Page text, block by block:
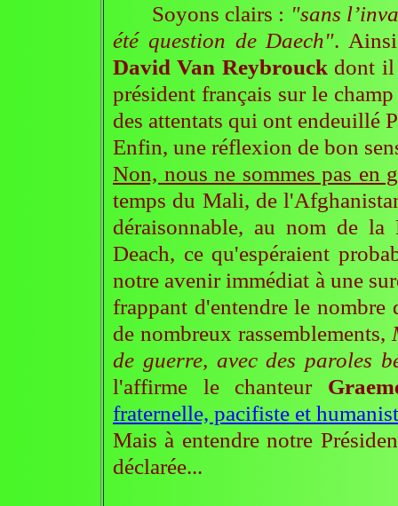
Soyons clairs : "sans
été question de Daech".
David Van Reybrouckdont
président français sur le
des attentats qui ont endeuillé
Enfin, une réflexion de bon
Non, nous ne sommes pas en
temps du Mali, de
déraisonnable, au nom de la
Deach, ce qu'espéraient
notre avenir immédiat à une
frappant d'entendre le nombre
de nombreux rassemblements,
de guerre, avec des paroles
l'affirme le chanteur
fraternelle, pacifiste et
Mais à entendre notre
déclarée...